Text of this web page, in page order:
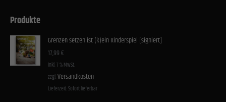
Produkte
Grenzen setzen ist (k)ein Kinderspiel [signiert]
17,99€
inkl. 7 % MwSt.
zzgl. Versandkosten
Lieferzeit: Sofort lieferbar